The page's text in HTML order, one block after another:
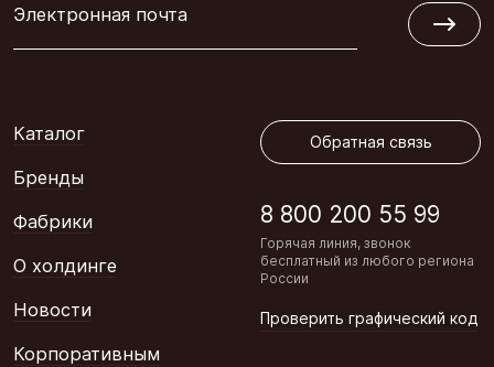
Электронная почта
Каталог
Бренды
Фабрики
О холдинге
Новости
Корпоративным
Обратная связь
8 800 200 55 99
Горячая линия, звонок
бесплатный из любого региона
России
Проверить графический код